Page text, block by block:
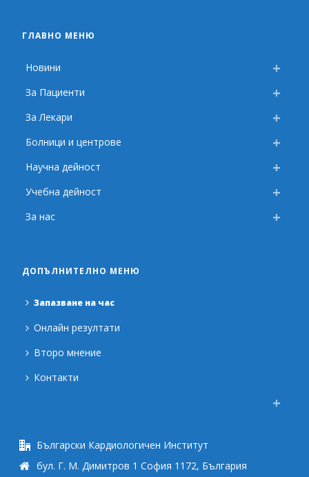
ГЛАВНО МЕНЮ
Новини
За Пациенти
За Лекари
Болници и центрове
Научна дейност
Учебна дейност
За нас
ДОПЪЛНИТЕЛНО МЕНЮ
Запазване на час
Онлайн резултати
Второ мнение
Контакти
Български Кардиологичен Институт
бул. Г. М. Димитров 1 София 1172, България